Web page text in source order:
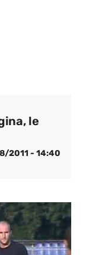
le
2011 - 14:40